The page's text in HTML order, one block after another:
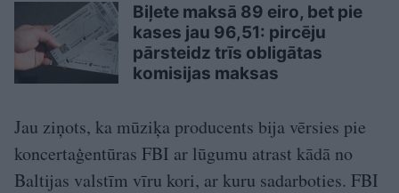
Biļete maksā 89 eiro, bet pie
kases jau 96,51: pircēju
pārsteidz trīs obligātas
komisijas maksas
Jau ziņots, ka mūziķa producents bija vērsies pie
koncertaģentūras FBI ar lūgumu atrast kādā no
Baltijas valstīm vīru kori, ar kuru sadarboties. FBI